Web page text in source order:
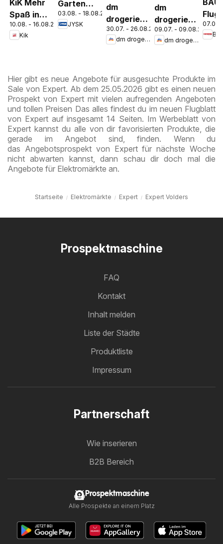
KiK Mehr
Spaß in
der Schule
10.08. - 16.08.2026
Kik
Garten
Abverkauf
Spare Bis
03.08. - 18.08.2026
JYSK
dm
drogerie
markt
Journal
30.07. - 26.08.2026
dm drogerie markt
dm
drogerie
markt
Journal
09.07. - 09.08.2026
dm drogerie markt
07.08.
Hier gibt es neue Angebote für ausgesuchte Produkte im
Sale von Expert. Ab dem 25.05.2026 gibt es einen neuen
Prospekt von Expert mit vielen aufregenden Angeboten
und tollen Preisen Das alles findest du im neuen Flugblatt
von Expert auf insgesamt 14 Seiten. Im Werbeblatt von
Expert kannst du alle von dir favorisierten Produkte, die
gerade im Angebot sind, finden. Wenn du
das Angebotsprospekt von Expert für nächste Woche
nicht abwarten kannst, dann schau dir doch mal die
Angebote für Elektromärkte an.
Startseite Elektromärkte Expert Expert Volders
Prospektmaschine
FAQ
Kontakt
Inhalt melden
Liste der Städte
Produktliste
Impressum
Partnerschaft
Wie inserieren
B2B Bereich
Prospektmaschine
Alle Prospekte an einem Platz